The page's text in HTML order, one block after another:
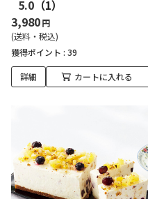
5.0 （1）
3,980円
(送料・税込)
獲得ポイント : 39
詳細 カートに入れる